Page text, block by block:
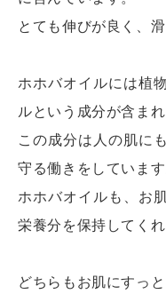
とても伸びが良く、
ホホバオイルには植
ルという成分が含まれ
この成分は人の肌に
守る働きをしています
ホホバオイルも、お
栄養分を保持してくれ
どちらもお肌にすっ